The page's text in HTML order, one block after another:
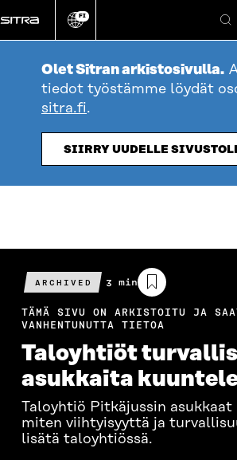
suoraan
sisältöön
Vaihda
kieli
FI
Olet Sitran arkistosivulla.
tiedot työstämme löydät
sitra.fi.
SIIRRY UUDELLE
ARCHIVED
Arvioitu
lukuaika
3 min
TÄMÄ SIVU ON ARKISTOITU JA
VANHENTUNUTTA TIETOA
Taloyhtiöt
asukkaita
Taloyhtiö Pitkäjussin
miten viihtyisyyttä ja
lisätä taloyhtiössä.